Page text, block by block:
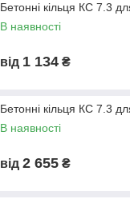
Бетонні кільця КС 7.3
В наявності
від 1 134 ₴
Бетонні кільця КС 7.3
В наявності
від 2 655 ₴